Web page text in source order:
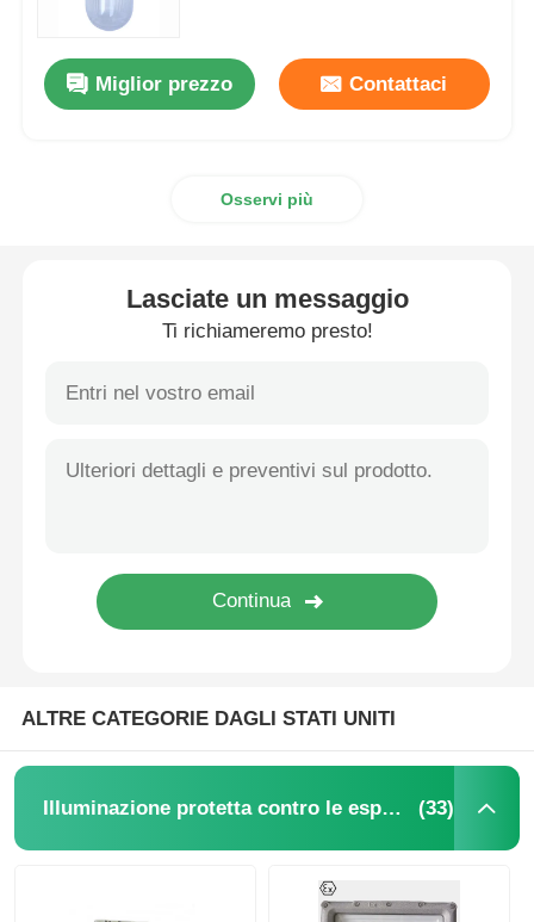
Casella a prova di esplosione
Glandole di cavi a prova di esplosione
spina ed incavo protetti contro le esplosioni
Miglior prezzo Contattaci
Osservi più
Lasciate un messaggio
Ti richiameremo presto!
ALTRE CATEGORIE DAGLI STATI UNITI
Illuminazione protetta contro le esplosioni (33)